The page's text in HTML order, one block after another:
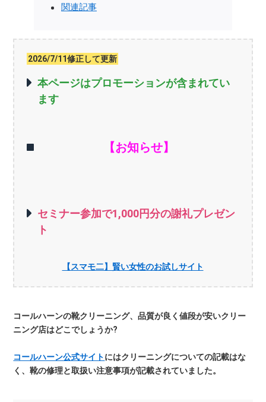
関連記事
2026/7/11修正して更新
本ページはプロモーションが含まれてい
ます
【お知らせ】
セミナー参加で1,000円分の謝礼プレゼン
ト
【スマモ二】賢い女性のお試しサイト
コールハーンの靴クリーニング、品質が良く値段が安いクリー
ニング店はどこでしょうか?
コールハーン公式サイトにはクリーニングについての記載はな
く、靴の修理と取扱い注意事項が記載されていました。